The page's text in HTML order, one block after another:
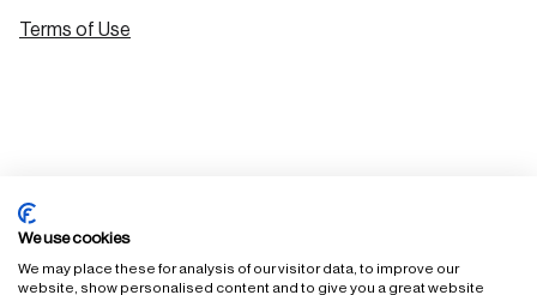
Terms of Use
We use cookies
We may place these for analysis of our visitor data, to improve our
website, show personalised content and to give you a great website